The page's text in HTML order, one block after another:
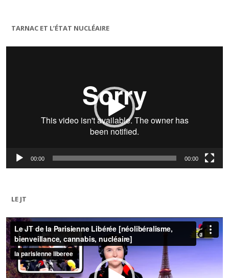
TARNAC ET L’ÉTAT NUCLÉAIRE
Lecteur
00:00 00:00
LE JT
Lecteur
vidéo